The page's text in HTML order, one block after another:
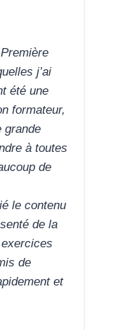
j’ai
été une
formateur,
grande
à toutes
de
le contenu
de la
de
et